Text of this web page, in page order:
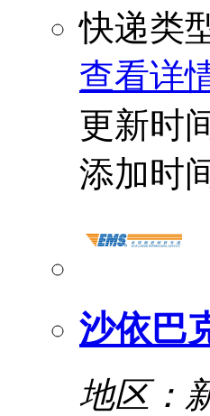
快递类
查看详
更新时
添加时
沙依巴
地区：